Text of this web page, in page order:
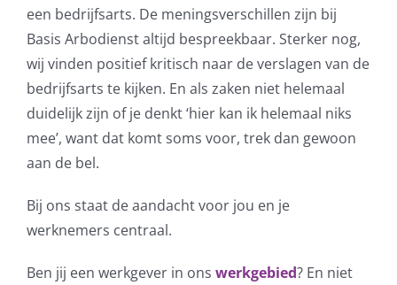
een bedrijfsarts. De meningsverschillen zijn bij
Basis Arbodienst altijd bespreekbaar. Sterker nog,
wij vinden positief kritisch naar de verslagen van de
bedrijfsarts te kijken. En als zaken niet helemaal
duidelijk zijn of je denkt ‘hier kan ik helemaal niks
mee’, want dat komt soms voor, trek dan gewoon
aan de bel.
Bij ons staat de aandacht voor jou en je
werknemers centraal.
Ben jij een werkgever in ons werkgebied? En niet